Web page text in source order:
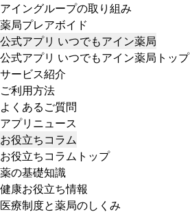
アイングループの取り組み
薬局プレアボイド
公式アプリ いつでもアイン薬局
公式アプリ いつでもアイン薬局トップ
サービス紹介
ご利用方法
よくあるご質問
アプリニュース
お役立ちコラム
お役立ちコラムトップ
薬の基礎知識
健康お役立ち情報
医療制度と薬局のしくみ